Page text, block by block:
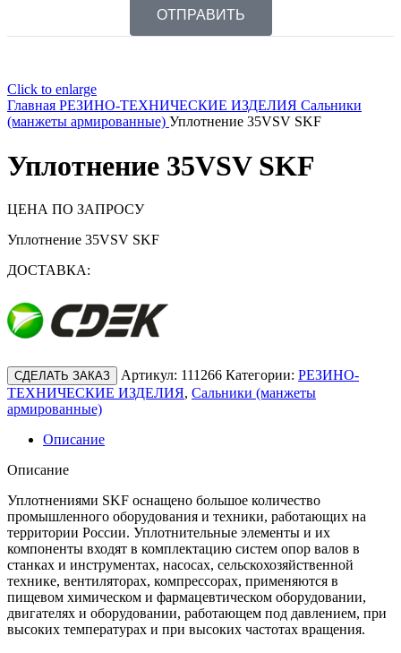
ОТПРАВИТЬ
Click to enlarge
Главная РЕЗИНО-ТЕХНИЧЕСКИЕ ИЗДЕЛИЯ Сальники
(манжеты армированные) Уплотнение 35VSV SKF
Уплотнение 35VSV SKF
ЦЕНА ПО ЗАПРОСУ
Уплотнение 35VSV SKF
ДОСТАВКА:
СДЕЛАТЬ ЗАКАЗ Артикул: 111266 Категории: РЕЗИНО-
ТЕХНИЧЕСКИЕ ИЗДЕЛИЯ, Сальники (манжеты
армированные)
Описание
Описание
Уплотнениями SKF оснащено большое количество
промышленного оборудования и техники, работающих на
территории России. Уплотнительные элементы и их
компоненты входят в комплектацию систем опор валов в
станках и инструментах, насосах, сельскохозяйственной
технике, вентиляторах, компрессорах, применяются в
пищевом химическом и фармацевтическом оборудовании,
двигателях и оборудовании, работающем под давлением, при
высоких температурах и при высоких частотах вращения.